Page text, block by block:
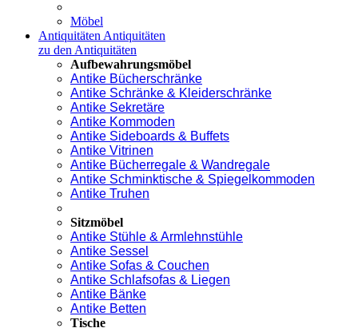
Möbel
Antiquitäten Antiquitäten
zu den Antiquitäten
Aufbewahrungsmöbel
Antike Bücherschränke
Antike Schränke & Kleiderschränke
Antike Sekretäre
Antike Kommoden
Antike Sideboards & Buffets
Antike Vitrinen
Antike Bücherregale & Wandregale
Antike Schminktische & Spiegelkommoden
Antike Truhen
Sitzmöbel
Antike Stühle & Armlehnstühle
Antike Sessel
Antike Sofas & Couchen
Antike Schlafsofas & Liegen
Antike Bänke
Antike Betten
Tische